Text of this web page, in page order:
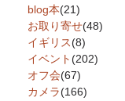
blog本(21)
お取り寄せ(48)
イギリス(8)
イベント (202)
オフ会(67)
カメラ(166)